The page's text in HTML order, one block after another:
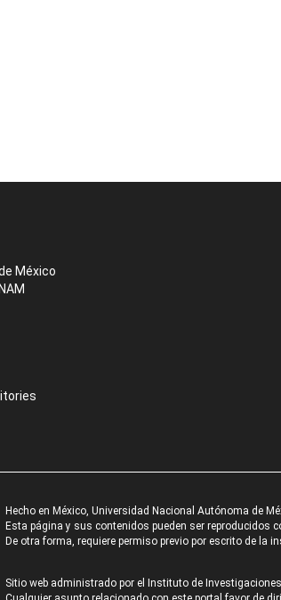
México
Hecho en México, Universidad Nacional Autónoma de
Esta página y sus contenidos pueden ser reproducidos
De otra forma, requiere permiso previo por escrito de la
Sitio web administrado por el Instituto de